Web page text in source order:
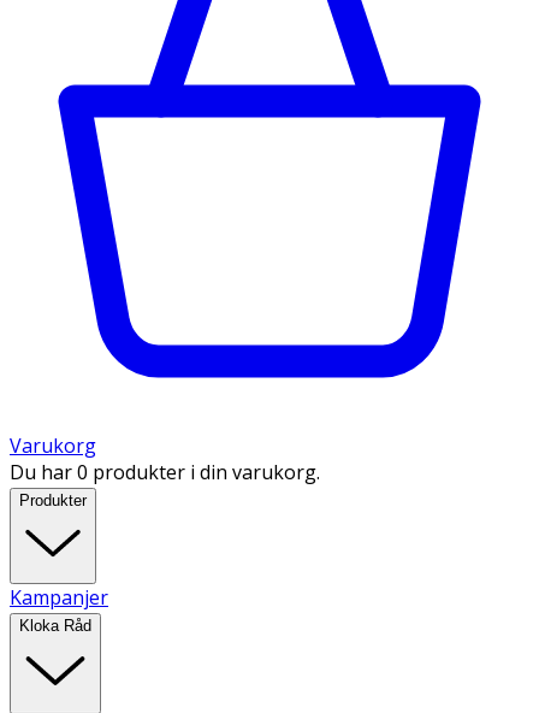
Varukorg
Du har 0 produkter i din varukorg.
Produkter
Kampanjer
Kloka Råd